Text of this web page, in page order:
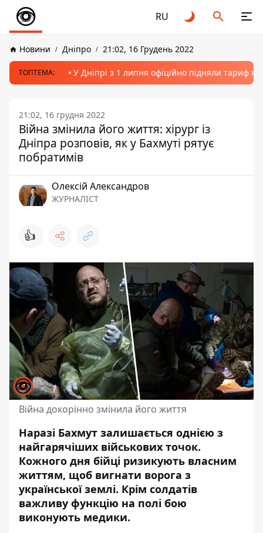
RU
Новини Дніпро 21:02, 16 Грудень 2022
ТОПТЕМА: У Дніпрі з 1 липня офіційно підняли тариф
21:02, 16 грудня 2022
Війна змінила його життя: хірург із
Дніпра розповів, як у Бахмуті рятує
побратимів
Олексій Александров
ЖУРНАЛІСТ
👍
Війна докорінно змінила його життя
Наразі Бахмут залишається однією з
найгарячіших військових точок.
Кожного дня бійці ризикують власним
життям, щоб вигнати ворога з
української землі. Крім солдатів
важливу функцію на полі бою
виконують медики.